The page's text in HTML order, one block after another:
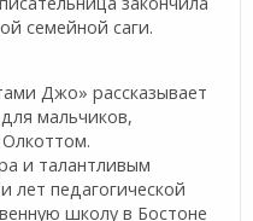
семейной саги.
Джо» рассказывает
мальчиков,
и талантливым
лет педагогической
школу в Бостоне